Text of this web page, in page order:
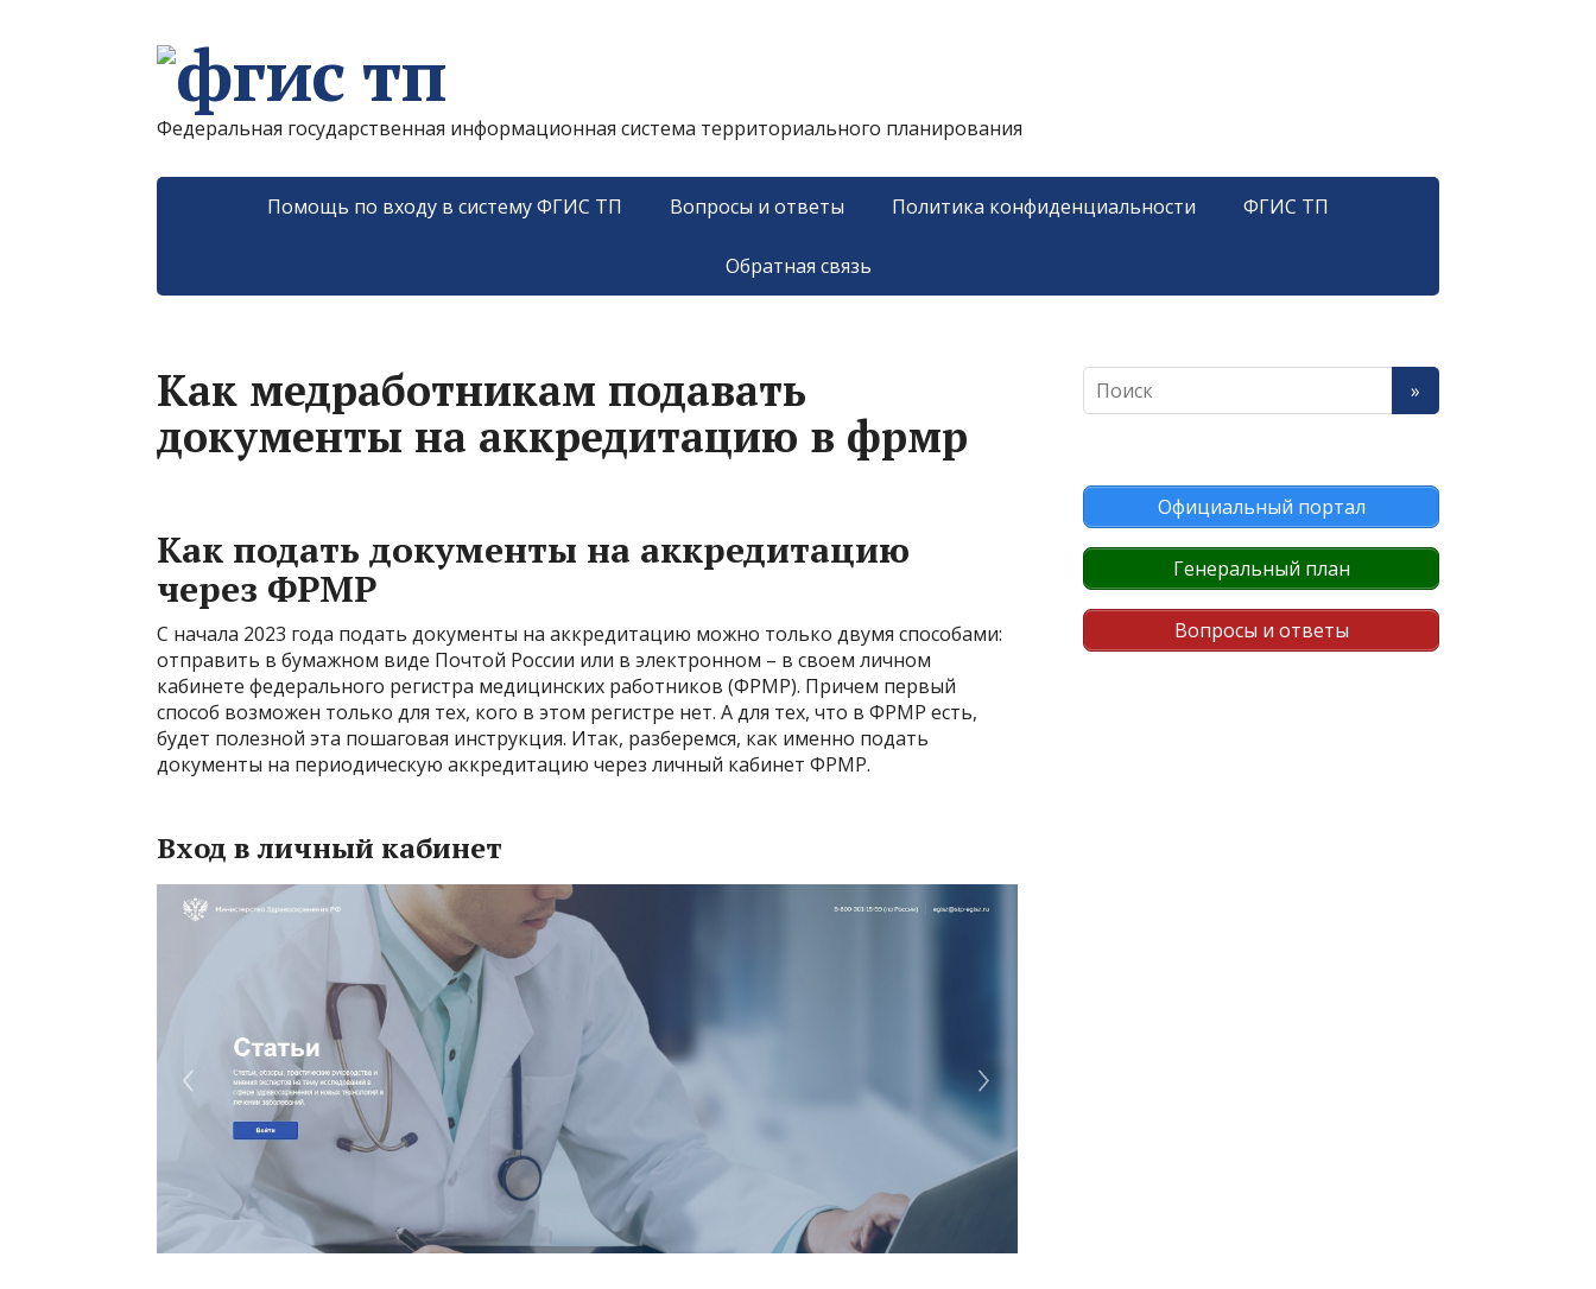
Федеральная государственная информационная система территориального планирования
Помощь по входу в систему ФГИС ТП Вопросы и ответы Политика конфиденциальности ФГИС ТП
Обратная связь
Как медработникам подавать
документы на аккредитацию в фрмр
Как подать документы на аккредитацию
через ФРМР
С начала 2023 года подать документы на аккредитацию можно только двумя способами:
отправить в бумажном виде Почтой России или в электронном – в своем личном
кабинете федерального регистра медицинских работников (ФРМР). Причем первый
способ возможен только для тех, кого в этом регистре нет. А для тех, что в ФРМР есть,
будет полезной эта пошаговая инструкция. Итак, разберемся, как именно подать
документы на периодическую аккредитацию через личный кабинет ФРМР.
Вход в личный кабинет
Официальный портал
Генеральный план
Вопросы и ответы